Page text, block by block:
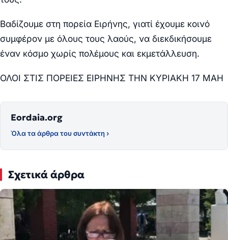
Βαδίζουμε στη πορεία Ειρήνης, γιατί έχουμε κοινό
συμφέρον με όλους τους λαούς, να διεκδικήσουμε
έναν κόσμο χωρίς πολέμους και εκμετάλλευση.
ΟΛΟΙ ΣΤΙΣ ΠΟΡΕΙΕΣ ΕΙΡΗΝΗΣ ΤΗΝ ΚΥΡΙΑΚΗ 17 ΜΑΗ
Eordaia.org
Όλα τα άρθρα του συντάκτη ›
Σχετικά άρθρα